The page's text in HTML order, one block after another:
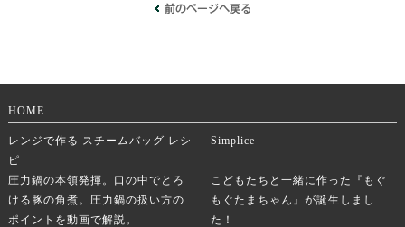
HOME
レンジで作る スチームバッグ レシ
ピ
Simplice
圧力鍋の本領発揮。口の中でとろ
ける豚の角煮。圧力鍋の扱い方の
ポイントを動画で解説。
こどもたちと一緒に作った『もぐ
もぐたまちゃん』が誕生しまし
た！